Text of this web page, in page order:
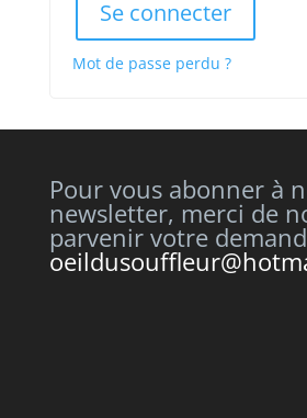
Se connecter
Mot de passe perdu ?
Pour vous abonner à
newsletter, merci de
parvenir votre